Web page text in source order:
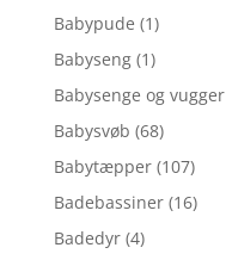
Babypude (1)
Babyseng (1)
Babysenge og vugger
Babysvøb (68)
Babytæpper (107)
Badebassiner (16)
Badedyr (4)